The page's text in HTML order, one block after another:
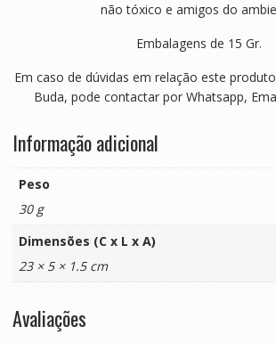
não tóxico e amigos do
Embalagens de 15 Gr.
Em caso de dúvidas em relação este
Buda, pode contactar por Whatsapp,
Informação adicional
Peso
30 g
Dimensões (C x L x A)
23 × 5 × 1.5 cm
Avaliações